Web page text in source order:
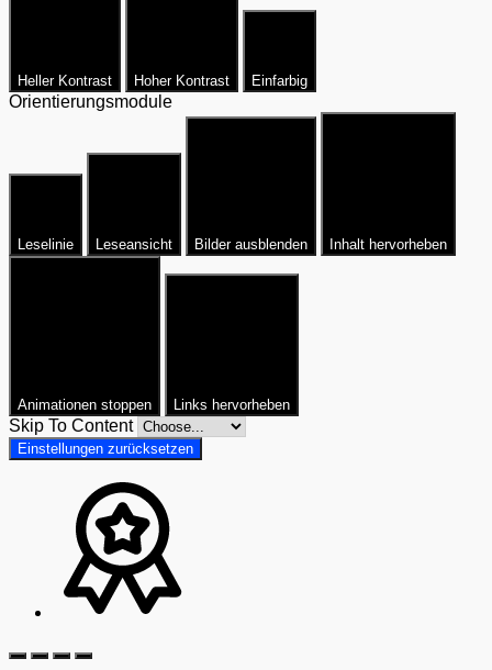
Heller Kontrast Hoher Kontrast Einfarbig
Orientierungsmodule
Leselinie Leseansicht Bilder ausblenden Inhalt hervorheben
Animationen stoppen Links hervorheben
Skip To Content
Einstellungen zurücksetzen